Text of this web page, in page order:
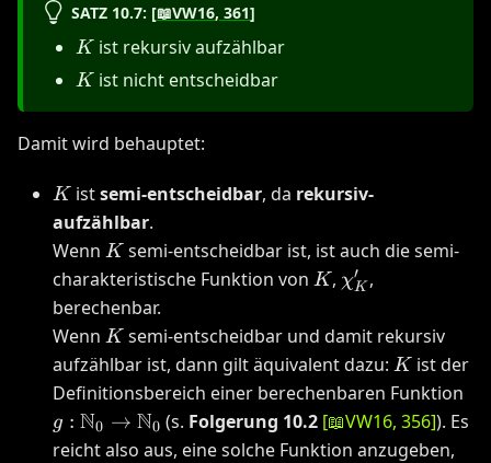
SATZ 10.7: [📖VW16, 361]
K
K ist rekursiv aufzählbar
K
K ist nicht entscheidbar
Damit wird behauptet:
K
K istsemi-entscheidbar, da rekursiv-
aufzählbar.
Wenn K
K semi-entscheidbar ist, ist auch die semi-
charakteristische Funktion von K
K, \chi'_K
χK
′
,
berechenbar.
Wenn K
K semi-entscheidbar und damit rekursiv
aufzählbar ist, dann gilt äquivalent dazu: K
K ist der
Definitionsbereich einer berechenbaren Funktion
g : N0 → N0 (s. Folgerung 10.2 [📖VW16, 356]). Es
reicht also aus, eine solche Funktion anzugeben,